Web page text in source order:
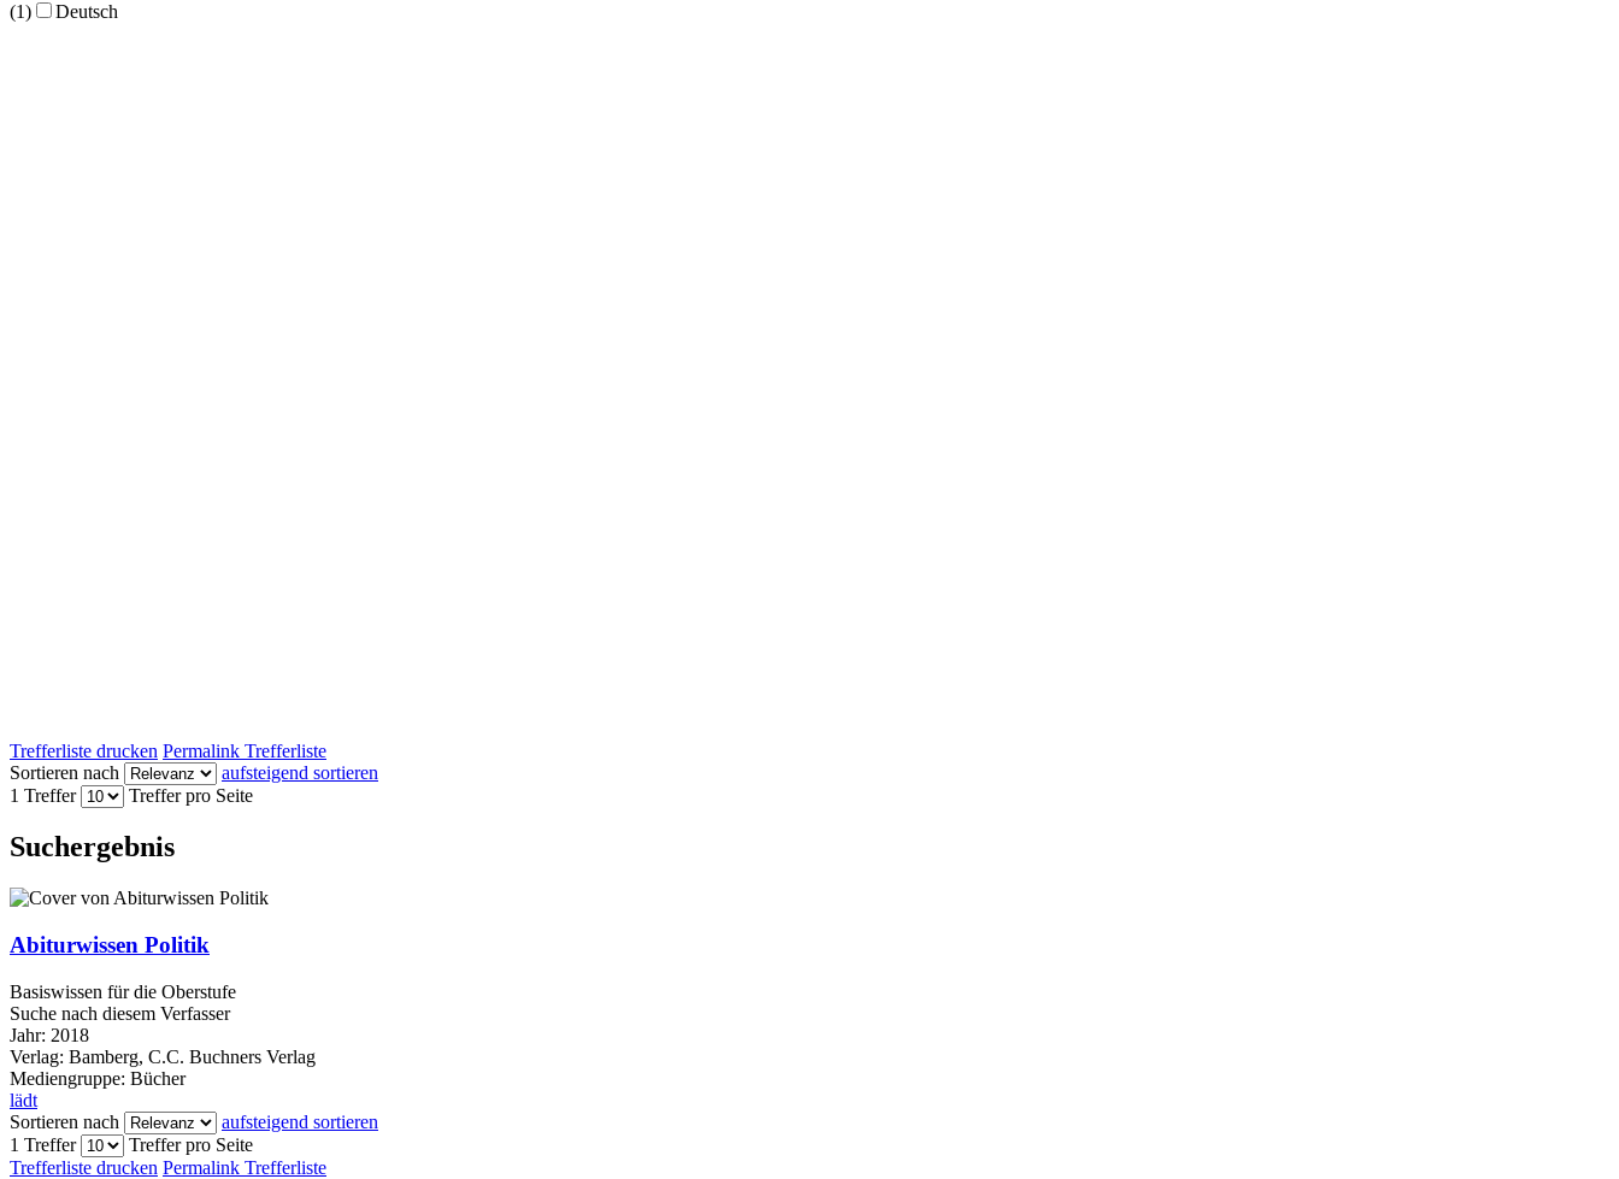
(1)
Deutsch
Trefferliste drucken Permalink Trefferliste
Sortieren nach
aufsteigend sortieren
1 Treffer
Treffer pro Seite
Suchergebnis
Abiturwissen Politik
Basiswissen für die Oberstufe
Suche nach diesem Verfasser
Jahr: 2018
Verlag: Bamberg, C.C. Buchners Verlag
Mediengruppe: Bücher
lädt
Sortieren nach
aufsteigend sortieren
1 Treffer
Treffer pro Seite
Trefferliste drucken Permalink Trefferliste